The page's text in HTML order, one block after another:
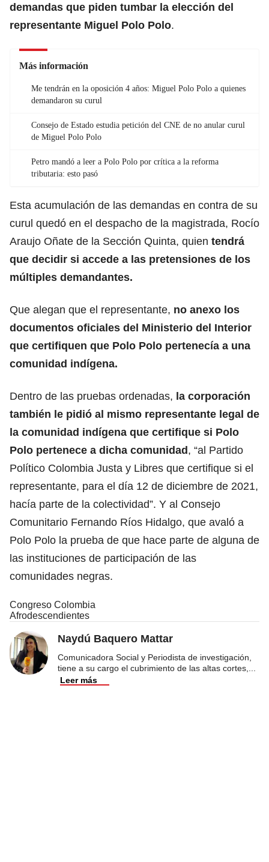
demandas que piden tumbar la elección del
representante Miguel Polo Polo.
Más información
Me tendrán en la oposición 4 años: Miguel Polo Polo a quienes
demandaron su curul
Consejo de Estado estudia petición del CNE de no anular curul
de Miguel Polo Polo
Petro mandó a leer a Polo Polo por crítica a la reforma
tributaria: esto pasó
Esta acumulación de las demandas en contra de su
curul quedó en el despacho de la magistrada, Rocío
Araujo Oñate de la Sección Quinta, quien tendrá
que decidir si accede a las pretensiones de los
múltiples demandantes.
Que alegan que el representante, no anexo los
documentos oficiales del Ministerio del Interior
que certifiquen que Polo Polo pertenecía a una
comunidad indígena.
Dentro de las pruebas ordenadas, la corporación
también le pidió al mismo representante legal de
la comunidad indígena que certifique si Polo
Polo pertenece a dicha comunidad, “al Partido
Político Colombia Justa y Libres que certifique si el
representante, para el día 12 de diciembre de 2021,
hacía parte de la colectividad”. Y al Consejo
Comunitario Fernando Ríos Hidalgo, que avaló a
Polo Polo la prueba de que hace parte de alguna de
las instituciones de participación de las
comunidades negras.
Congreso Colombia
Afrodescendientes
Naydú Baquero Mattar
Comunicadora Social y Periodista de investigación,
tiene a su cargo el cubrimiento de las altas cortes,
Leer más